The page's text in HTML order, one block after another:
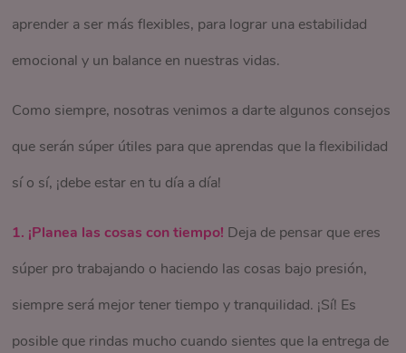
aprender a ser más flexibles, para lograr una estabilidad
emocional y un balance en nuestras vidas.
Como siempre, nosotras venimos a darte algunos consejos
que serán súper útiles para que aprendas que la flexibilidad
sí o sí, ¡debe estar en tu día a día!
1. ¡Planea las cosas con tiempo! Deja de pensar que eres
súper pro trabajando o haciendo las cosas bajo presión,
siempre será mejor tener tiempo y tranquilidad. ¡Sí! Es
posible que rindas mucho cuando sientes que la entrega de
Esta es una súper forma de organizar tu día y mejorar tu
rendimiento, además si por x razón necesitas enfocarte
más tiempo en una tarea, podrás aplicar la flexibilidad y
aplazar la que no tiene que estar para ya.
para cada tarea y empieza a pedir ayuda, vas a ver cómo la
calma entra a tu vida y logras encontrar salida a todo esa
montaña de tareas.
mañana tienen más energía, se concentran más fácil y
logran terminar muchos de sus pendientes, pero a otras les
Esto es precisamente lo que tú debes hacer, identificar tus
a volver a ti y entender que siempre siempre debes flexible!
Si algo no se da en el momento que quieres que se dé, es
porque todavía no estás lista para eso, y necesitas un poco
más de preparación, así que deja que las cosas fluyan,
regálate un momento para ti y ¡sé flexible!